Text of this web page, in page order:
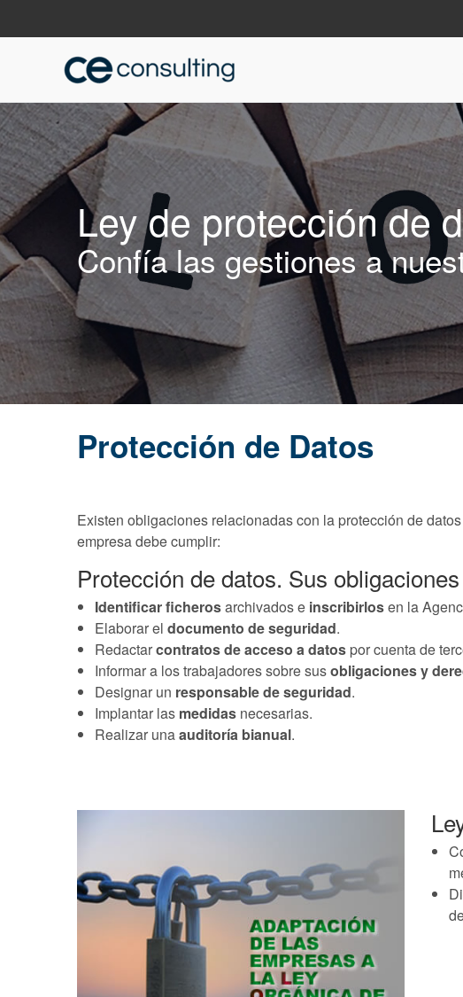
Ley de protección de
Confía las gestiones a
Protección de Datos
Existen obligaciones relacionadas con la protección de
empresa debe cumplir:
Protección de datos. Sus obligaciones
Identificar ficherosarchivados e inscribirlosen la
Elaborar el documento de seguridad.
Redactarcontratos de acceso a datos por cuenta de
Informar a los trabajadores sobre susobligaciones y
Designar un responsable de seguridad.
Implantar las medidas necesarias.
Realizar unaauditoría bianual.